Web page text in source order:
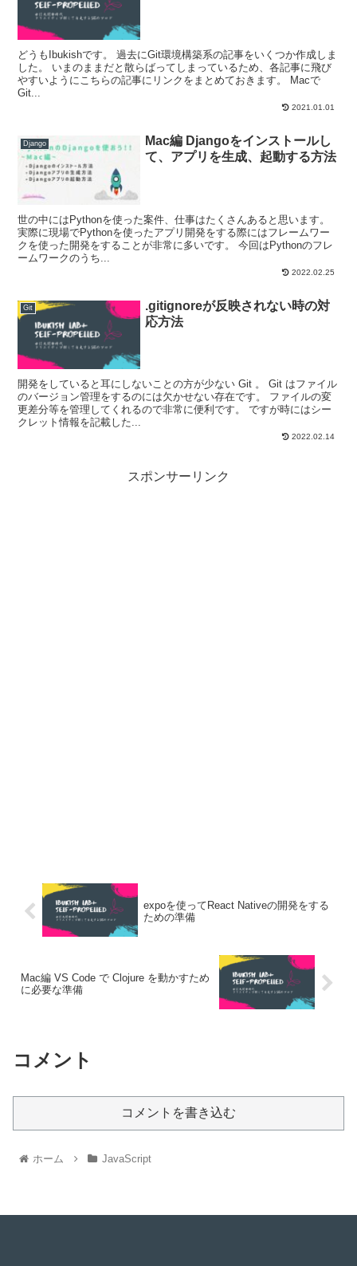
どうもIbukishです。 過去にGit環境構築系の記事をいくつか作成しま
した。 いまのままだと散らばってしまっているため、各記事に飛び
やすいようにこちらの記事にリンクをまとめておきます。 Macで
Git...
2021.01.01
Django
Mac編 Djangoをインストールし
て、アプリを生成、起動する方法
世の中にはPythonを使った案件、仕事はたくさんあると思います。
実際に現場でPythonを使ったアプリ開発をする際にはフレームワー
クを使った開発をすることが非常に多いです。 今回はPythonのフレ
ームワークのうち...
2022.02.25
Git
.gitignoreが反映されない時の対
応方法
開発をしていると耳にしないことの方が少ない Git 。 Git はファイル
のバージョン管理をするのには欠かせない存在です。 ファイルの変
更差分等を管理してくれるので非常に便利です。 ですが時にはシー
クレット情報を記載した...
2022.02.14
スポンサーリンク
expoを使ってReact Nativeの開発をする
ための準備
Mac編 VS Code で Clojure を動かすため
に必要な準備
コメント
コメントを書き込む
ホーム JavaScript